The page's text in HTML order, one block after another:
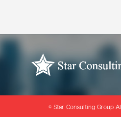
© Star Consulting Group